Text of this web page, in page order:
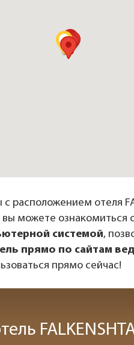
отеля
вы можете ознакомиться с
системой,
прямо по сайтам
прямо сейчас!